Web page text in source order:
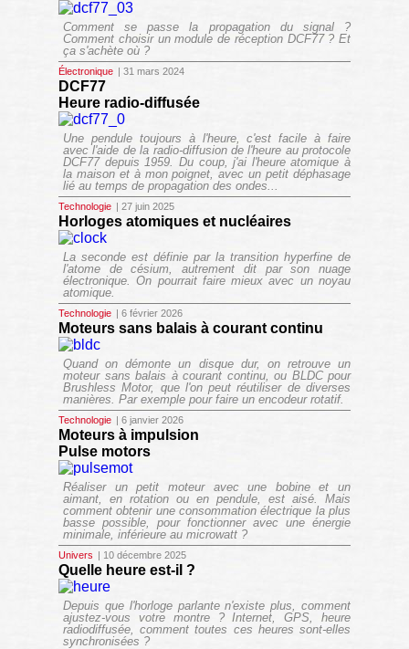
Comment se passe la propagation du signal ?
Comment choisir un module de réception DCF77 ? Et
ça s'achète où ?
Électronique | 31 mars 2024
DCF77
Heure radio-diffusée
Une pendule toujours à l'heure, c'est facile à faire
avec l'aide de la radio-diffusion de l'heure au protocole
DCF77 depuis 1959. Du coup, j'ai l'heureatomique à
la maison et à mon poignet, avec un petit déphasage
lié au temps de propagation des ondes...
Technologie | 27 juin 2025
Horloges atomiques et nucléaires
La seconde est définie par la transition hyperfine de
l'atome de césium, autrement dit par son nuage
électronique. On pourrait faire mieux avec un noyau
atomique.
Technologie | 6 février 2026
Moteurs sans balais à courant continu
Quand on démonte un disque dur, on retrouve un
moteur sans balais à courant continu, ou BLDC pour
Brushless Motor, que l'on peut réutiliser de diverses
manières. Par exemple pour faire un encodeur rotatif.
Technologie | 6 janvier 2026
Moteurs à impulsion
Pulse motors
Réaliser un petit moteur avec une bobine et un
aimant, en rotation ou en pendule, est aisé. Mais
comment obtenir une consommation électrique la plus
basse possible, pour fonctionner avec une énergie
minimale, inférieure au microwatt ?
Univers | 10 décembre 2025
Quelle heure est-il ?
Depuis que l'horloge parlante n'existe plus, comment
ajustez-vous votre montre ? Internet, GPS, heure
radiodiffusée, comment toutes ces heures sont-elles
synchronisées ?